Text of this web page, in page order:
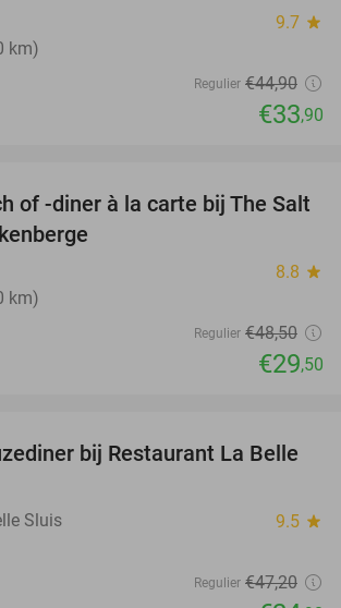
9.7 star
km)
Regulier €44,90
€33,90
39%
of -diner à la carte bij The Salt
8.8 star
km)
Regulier €48,50
€29,50
47%
bij Restaurant La Belle
Sluis 9.5 star
Regulier €47,20